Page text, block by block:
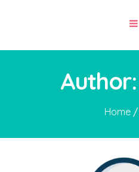
Author:
Home /